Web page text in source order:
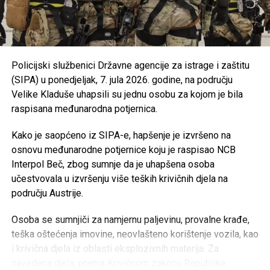
Bosanske Krupe, koji se realizuje u saradnji s
UNDP-om u okviru aktivnosti zelene tranzicije u
Bosni i Hercegovini.
Bihaćko muftijstvo i Ilmijju u ukupnom iznosu od
147.000 KM.
Iz Vlade USK poručuju da će i u narednom periodu
obrazovanja, podršku boračkoj populaciji, razvoj
turizma i poboljšanje kvaliteta života građana
Unsko-sanskog kantona.
Share
Share
Tweet Share
Policijski službenici Državne agencije za istrage i zaštitu
(SIPA) u ponedjeljak, 7. jula 2026. godine, na području
Velike Kladuše uhapsili su jednu osobu za kojom je bila
raspisana međunarodna potjernica.
Kako je saopćeno iz SIPA-e, hapšenje je izvršeno na
osnovu međunarodne potjernice koju je raspisao NCB
Interpol Beč, zbog sumnje da je uhapšena osoba
učestvovala u izvršenju više teških krivičnih djela na
području Austrije.
Osoba se sumnjiči za namjernu paljevinu, provalne krađe,
teška oštećenja imovine, neovlašteno korištenje vozila, kao
i krivična djela iz oblasti eksplozivnih materija. Za